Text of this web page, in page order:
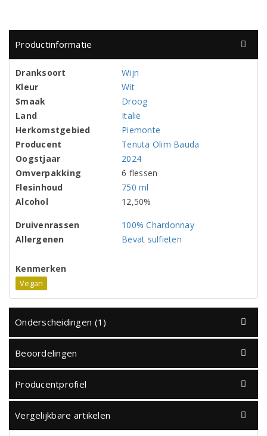
Productinformatie
Dranksoort
Wijn
Kleur
Wit
Smaak
Droog
Land
Italië
Herkomstgebied
Piemonte
Producent
Tenuta Olim Bauda
Oogstjaar
2024
Omverpakking
6 flessen
Flesinhoud
750 ml
Alcohol
12,50%
Druivenrassen
100% Chardonnay
Allergenen
Bevat sulfieten
Kenmerken
Vegan
Onderscheidingen (1)
Beoordelingen
Producentprofiel
Vergelijkbare artikelen